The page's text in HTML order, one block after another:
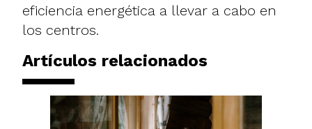
eficiencia energética a llevar a cabo en
los centros.
Artículos relacionados